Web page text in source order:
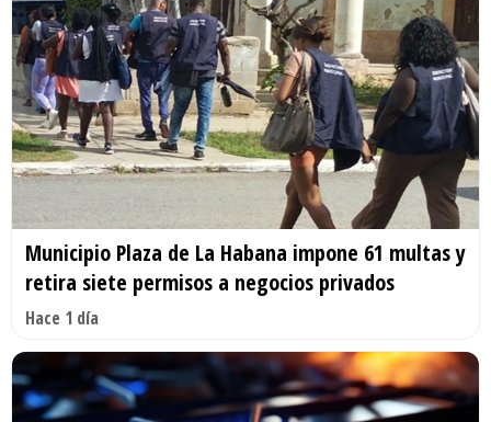
Municipio Plaza de La Habana impone 61 multas y
retira siete permisos a negocios privados
Hace 1 día